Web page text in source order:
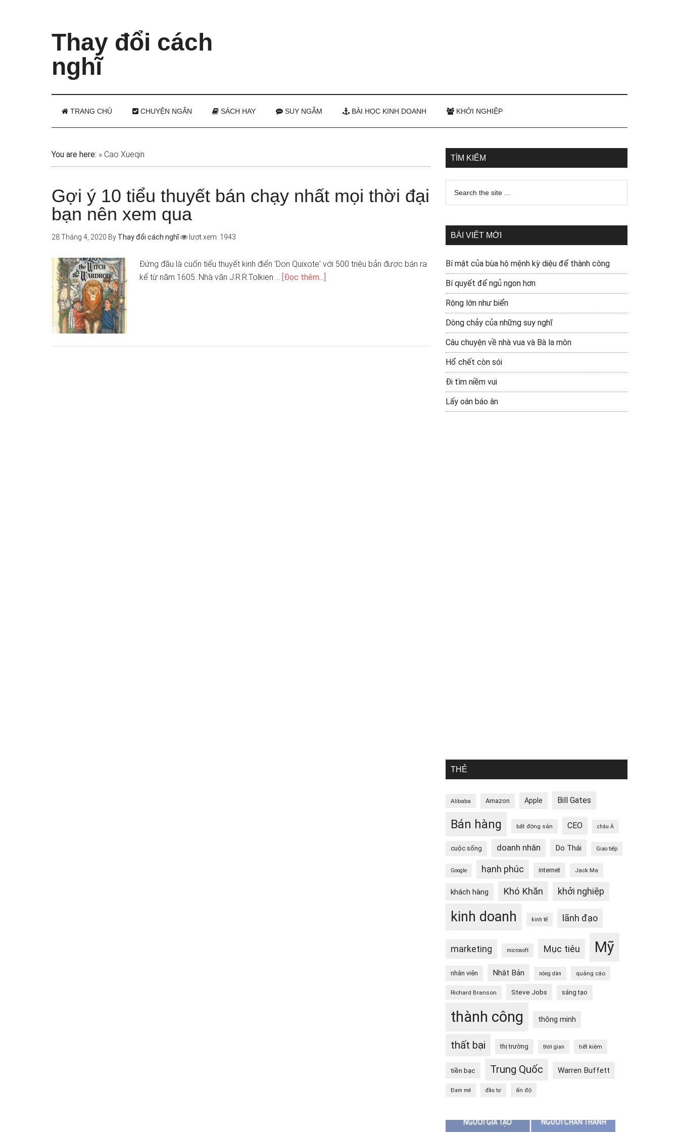
Thay đổi cách
nghĩ
TRANG CHỦ CHUYỆN NGẮN SÁCH HAY SUY NGẪM BÀI HỌC KINH DOANH KHỞI NGHIỆP
You are here: » Cao Xueqin
Gợi ý 10 tiểu thuyết bán chạy nhất mọi thời đại
bạn nên xem qua
28 Tháng 4, 2020 By Thay đổi cách nghĩ lượt xem: 1943
Đứng đầu là cuốn tiểu thuyết kinh điển 'Don Quixote' với 500 triệu bản được bán ra
kể từ năm 1605. Nhà văn J.R.R.Tolkien … [Đọc thêm...]
TÌM KIẾM
BÀI VIẾT MỚI
Bí mật của bùa hộ mệnh kỳ diệu để thành công
Bí quyết để ngủ ngon hơn
Rộng lớn như biển
Dòng chảy của những suy nghĩ
Câu chuyện về nhà vua và Bà la môn
Hổ chết còn sói
Đi tìm niềm vui
Lấy oán báo ân
THẺ
Alibaba Amazon Apple Bill Gates
Bán hàng bất động sản CEO châu Á
cuộc sống doanh nhân Do Thái Giao tiếp
Google hạnh phúc internet Jack Ma
khách hàng Khó Khăn khởi nghiệp
kinh doanh kinh tế lãnh đạo
marketing microsoft Mục tiêu Mỹ
nhân viên Nhật Bản nông dân quảng cáo
Richard Branson Steve Jobs sáng tạo
thành công thông minh
thất bại thị trường thời gian tiết kiệm
tiền bạc Trung Quốc Warren Buffett
Đam mê đầu tư ấn độ